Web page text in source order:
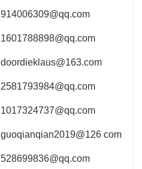
914006309@qq.com
1601788898@qq.com
doordieklaus@163.com
2581793984@qq.com
1017324737@qq.com
guoqianqian2019@126 com
528699836@qq.com